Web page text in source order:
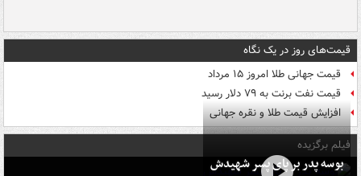
قیمت‌های روز در یک نگاه
قیمت جهانی طلا امروز ۱۵ مرداد
قیمت نفت برنت به ۷۹ دلار رسید
افزایش قیمت طلا و نقره جهانی
فیلم برگزیده
بوسه‌ پدر بر پای پسر شهیدش